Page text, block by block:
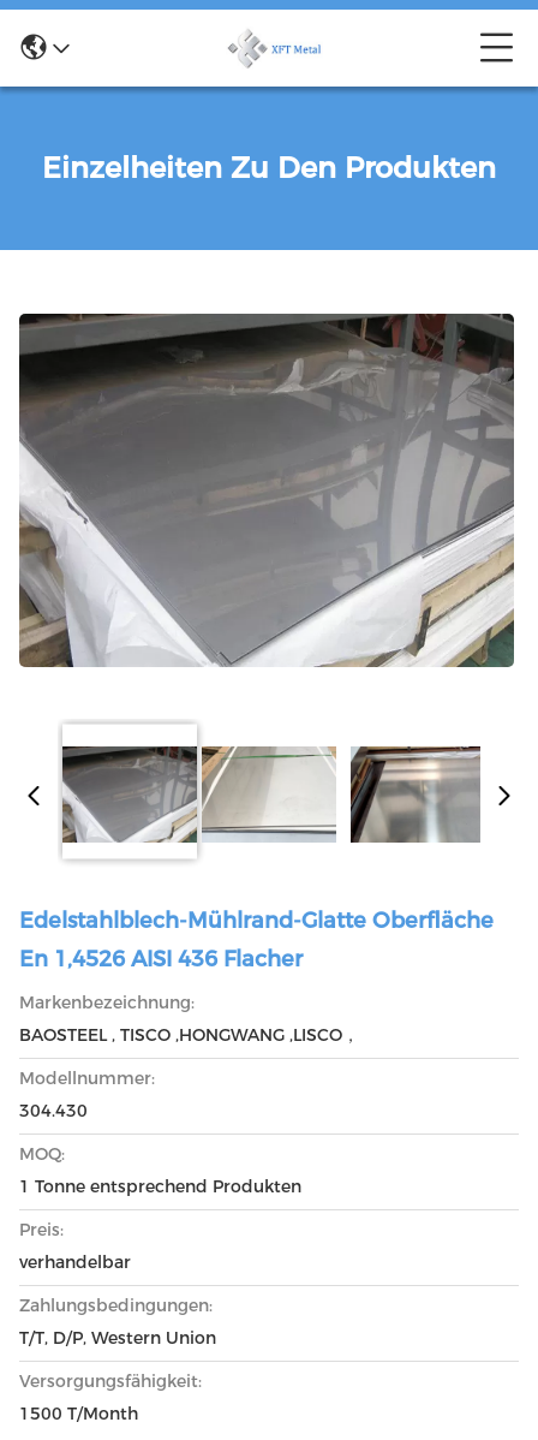
Einzelheiten Zu Den Produkten
Edelstahlblech-Mühlrand-Glatte Oberfläche
En 1,4526 AISI 436 Flacher
Markenbezeichnung:
BAOSTEEL , TISCO ,HONGWANG ,LISCO，
Modellnummer:
304.430
MOQ:
1 Tonne entsprechend Produkten
Preis:
verhandelbar
Zahlungsbedingungen:
T/T, D/P, Western Union
Versorgungsfähigkeit:
1500 T/Month